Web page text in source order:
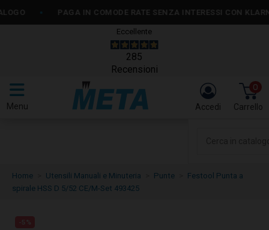
• PAGA IN COMODE RATE SENZA INTERESSI CON KLARNA O
Eccellente
285
Recensioni
Menu Accedi
0
Carrello
Home Utensili Manuali e Minuteria Punte
Festool Punta a
spirale HSS D 5/52 CE/M-Set 493425